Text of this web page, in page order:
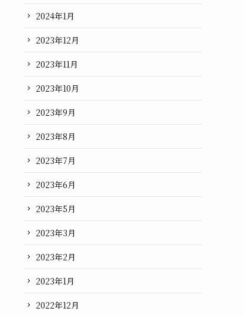
2024年1月
2023年12月
2023年11月
2023年10月
2023年9月
2023年8月
2023年7月
2023年6月
2023年5月
2023年3月
2023年2月
2023年1月
2022年12月